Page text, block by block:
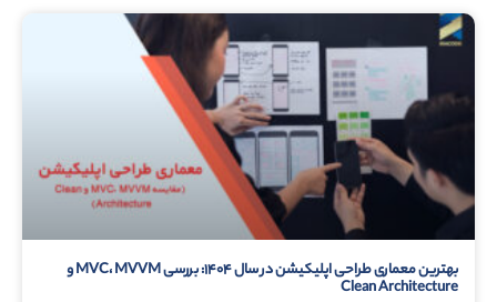
بهترین معماری طراحی اپلیکیشن در سال ۱۴۰۴: بررسی MVC، MVVM و
Clean Architecture